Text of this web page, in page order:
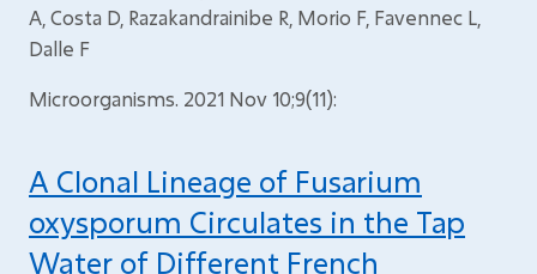
A, Costa D, Razakandrainibe R, Morio F, Favennec L,
Dalle F
Microorganisms. 2021 Nov 10;9(11):
A Clonal Lineage of Fusarium
oxysporum Circulates in the Tap
Water of Different French